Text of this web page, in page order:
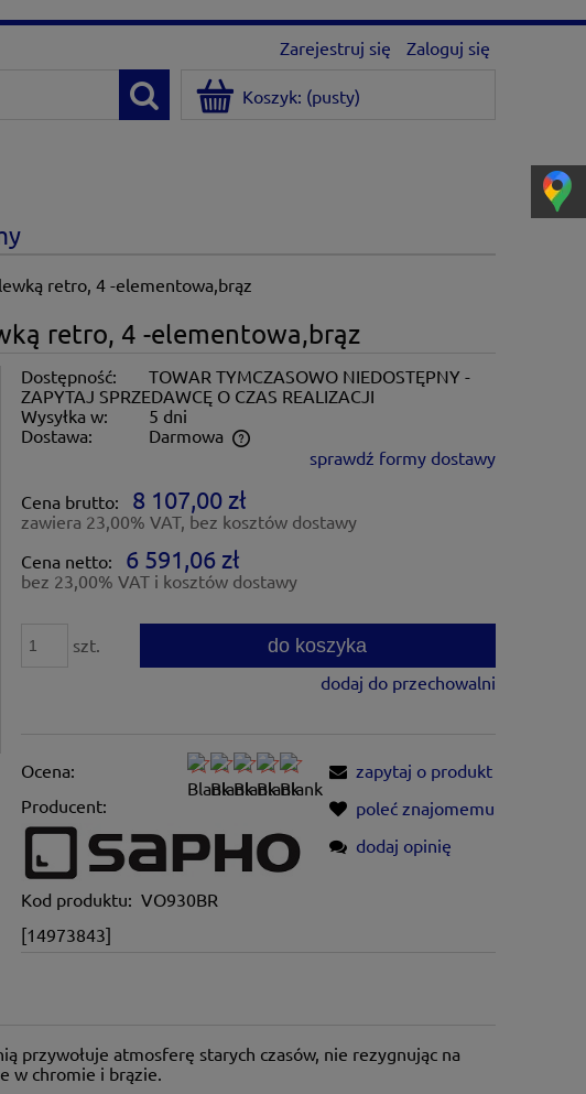
Zarejestruj się Zaloguj się
Koszyk: (pusty)
retro, 4 -elementowa,brąz
retro, 4 -elementowa,brąz
Dostępność:
TOWAR TYMCZASOWO NIEDOSTĘPNY -
ZAPYTAJ SPRZEDAWCĘ O CZAS REALIZACJI
Wysyłka w:
5 dni
Dostawa:
Darmowa
sprawdź formy dostawy
Cena brutto:
8 107,00 zł
zawiera 23,00% VAT, bez kosztów dostawy
Cena netto:
6 591,06 zł
bez 23,00% VAT i kosztów dostawy
szt. do koszyka
dodaj do przechowalni
Ocena:
Producent:
Kod produktu: VO930BR
[14973843]
zapytaj o produkt
poleć znajomemu
dodaj opinię
przywołuje atmosferę starych czasów, nie rezygnując na
w chromie i brązie.